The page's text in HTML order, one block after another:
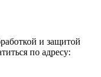
и защитой
по адресу: